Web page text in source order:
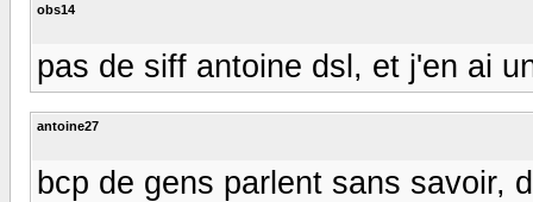
obs14
pas de siff antoine dsl, et j'en ai
antoine27
bcp de gens parlent sans savoir,